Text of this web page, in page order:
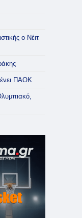
ο Νέιτ
ΠΑΟΚ